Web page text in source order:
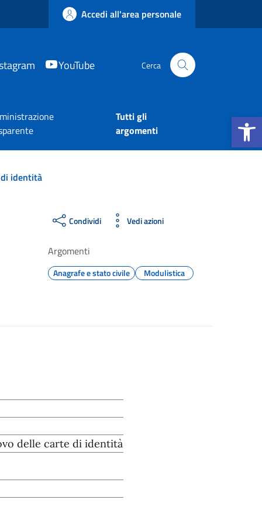
Apri la
Accedi all'area personale
YouTube Cerca
Tutti gli
argomenti
identità
Condividi Vedi azioni
Argomenti
Anagrafe e stato civile Modulistica
delle carte di identità